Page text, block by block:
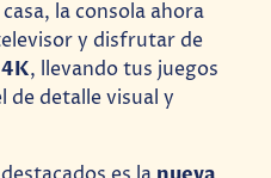
la consola ahora
y disfrutar de
, llevando tus juegos
de detalle visual y